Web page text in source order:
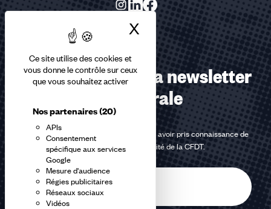
Ce site utilise des cookies et
vous donne le contrôle sur ceux
que vous souhaitez activer
Nos partenaires(20)
APIs
Consentement
spécifique aux services
Google
Mesure d'audience
Régies publicitaires
Réseaux sociaux
Vidéos
X Masquer le
Abonnez-vous à la newsletter
confédérale
En m'inscrivant à la newsletter, j'affirme avoir pris connaissance de
lapolitique de confidentialité de la CFDT.